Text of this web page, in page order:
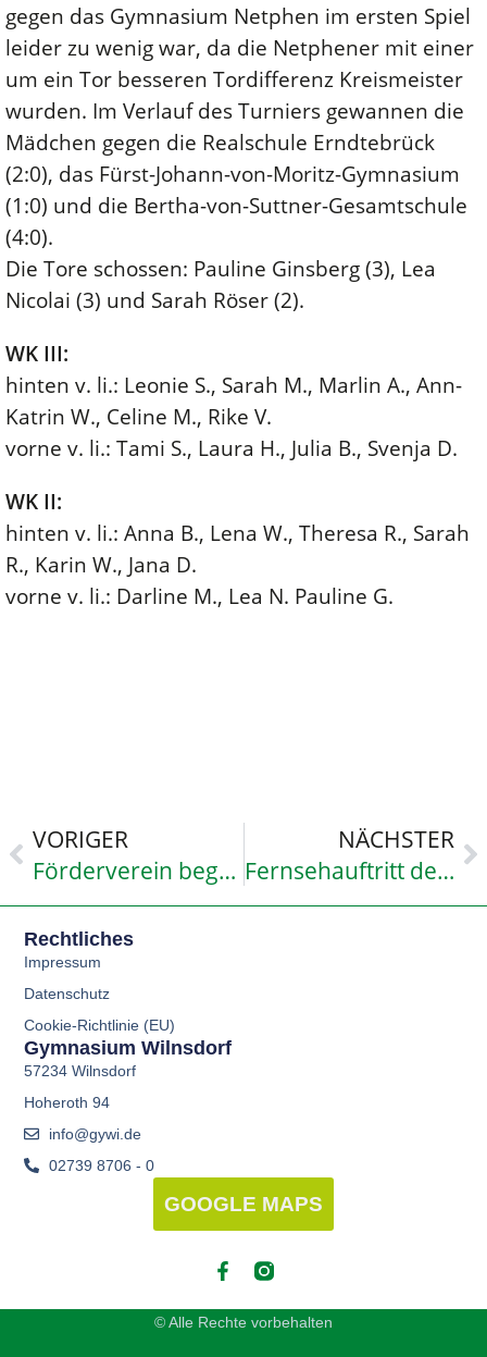
gegen das Gymnasium Netphen im ersten Spiel
leider zu wenig war, da die Netphener mit einer
um ein Tor besseren Tordifferenz Kreismeister
wurden. Im Verlauf des Turniers gewannen die
Mädchen gegen die Realschule Erndtebrück
(2:0), das Fürst-Johann-von-Moritz-Gymnasium
(1:0) und die Bertha-von-Suttner-Gesamtschule
(4:0).
Die Tore schossen: Pauline Ginsberg (3), Lea
Nicolai (3) und Sarah Röser (2).
WK III:
hinten v. li.: Leonie S., Sarah M., Marlin A., Ann-
Katrin W., Celine M., Rike V.
vorne v. li.: Tami S., Laura H., Julia B., Svenja D.
WK II:
hinten v. li.: Anna B., Lena W., Theresa R., Sarah
R., Karin W., Jana D.
vorne v. li.: Darline M., Lea N. Pauline G.
VORIGER
Förderverein begrüßt das 400. Mitglied
NÄCHSTER
Fernsehauftritt der Klassen 6b und 6c beim Tigerenten-Club des SWR
Rechtliches
Impressum
Datenschutz
Cookie-Richtlinie (EU)
Gymnasium Wilnsdorf
57234 Wilnsdorf
Hoheroth 94
info@gywi.de
02739 8706 - 0
GOOGLE MAPS
© Alle Rechte vorbehalten